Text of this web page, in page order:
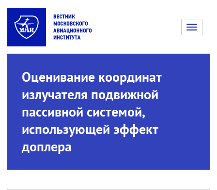
Toggle
Оценивание координат
излучателя подвижной
пассивной системой,
использующей эффект
доплера